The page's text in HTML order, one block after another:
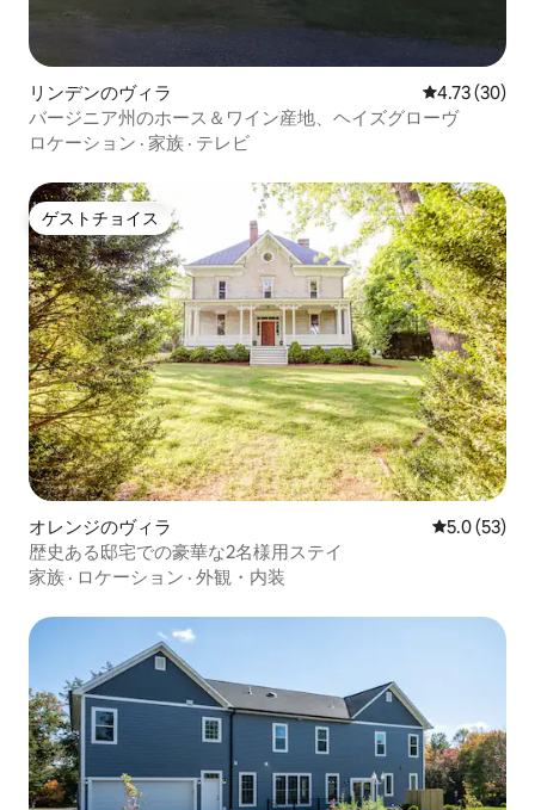
リンデンのヴィラ レビュー30
4.73 (30)
バージニア州のホース＆ワイン産地、ヘイズグローヴ
ロケーション · 家族 · テレビ
ゲストチョイス
ゲストチョイス
オレンジのヴィラ レビュー53
5.0 (53)
歴史ある邸宅での豪華な2名様用ステイ
家族 · ロケーション · 外観・内装